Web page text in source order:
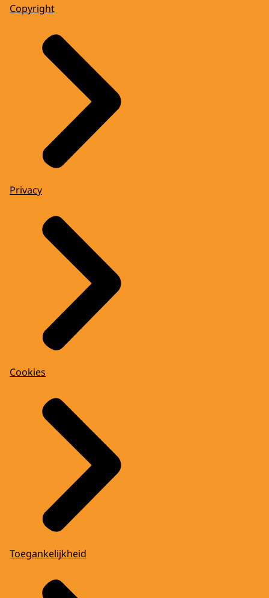
Copyright
Privacy
Cookies
Toegankelijkheid